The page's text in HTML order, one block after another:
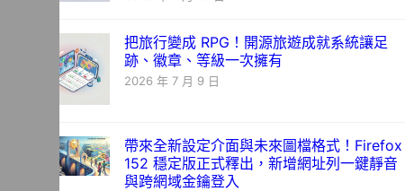
把旅行變成 RPG！開源旅遊成就系統讓足
跡、徽章、等級一次擁有
2026 年 7 月 9 日
帶來全新設定介面與未來圖檔格式！Firefox
152 穩定版正式釋出，新增網址列一鍵靜音
與跨網域金鑰登入